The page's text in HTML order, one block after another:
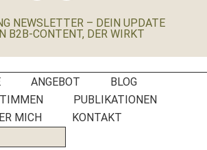
NEWSLETTER – DEIN UPDATE
B2B-CONTENT, DER WIRKT
ANGEBOT
BLOG
PUBLIKATIONEN
MICH
KONTAKT